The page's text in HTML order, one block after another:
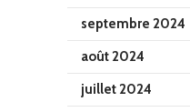
septembre 2024
août 2024
juillet 2024